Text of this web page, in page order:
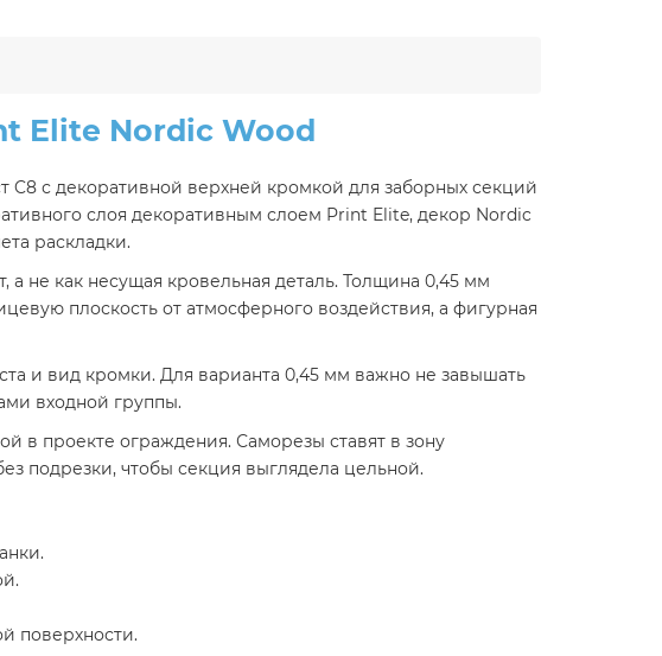
Elite Nordic Wood
с декоративной верхней кромкой для заборных секций
слоя декоративным слоем Print Elite, декор Nordic
раскладки.
не как несущая кровельная деталь. Толщина 0,45 мм
плоскость от атмосферного воздействия, а фигурная
и вид кромки. Для варианта 0,45 мм важно не завышать
входной группы.
в проекте ограждения. Саморезы ставят в зону
подрезки, чтобы секция выглядела цельной.
поверхности.